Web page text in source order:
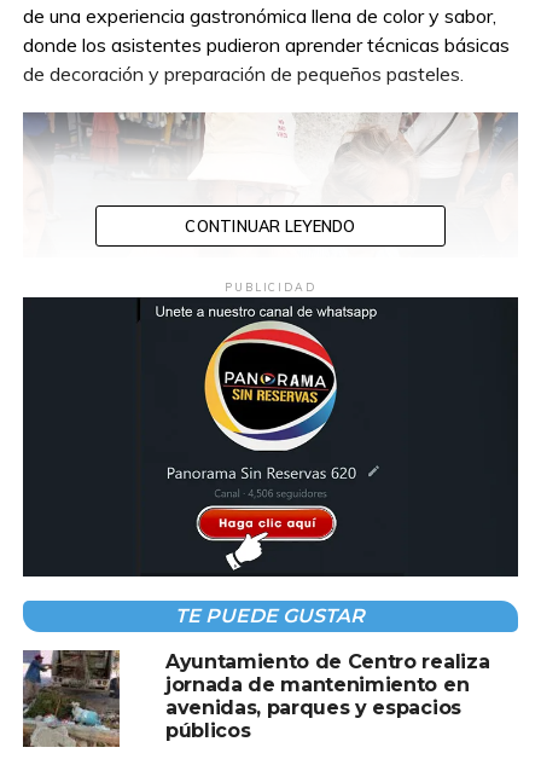
de una experiencia gastronómica llena de color y sabor,
donde los asistentes pudieron aprender técnicas básicas
de decoración y preparación de pequeños pasteles.
Durante el evento participó la embajadora del municipio
de Centro, Monserrat Contreras Ponce, quien convivió
con asistentes y formó parte de esta dinámica que dio un
toque dulce a las actividades de la feria.
CONTINUAR LEYENDO
PUBLICIDAD
TE PUEDE GUSTAR
Ayuntamiento de Centro realiza
jornada de mantenimiento en
avenidas, parques y espacios
públicos